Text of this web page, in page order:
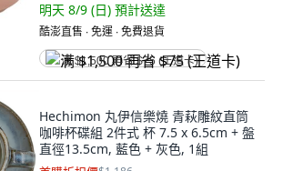
明天 8/9 (日) 預計送達
酷澎直售 ∙ 免運 ∙ 免費退貨
满 $1,500 再省 $75 (王道卡)
Hechimon 丸伊信樂燒 青萩雕紋直筒
咖啡杯碟組 2件式 杯 7.5 x 6.5cm + 盤
直徑13.5cm, 藍色 + 灰色, 1組